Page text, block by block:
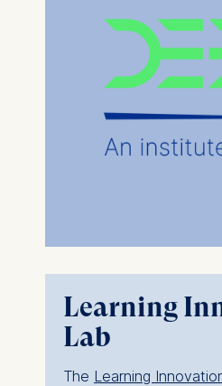
Learning
Lab
The Learning